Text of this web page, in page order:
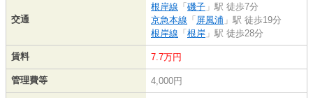
交通
根岸線 「 磯子 」駅 徒歩7分
京急本線 「 屏風浦 」駅 徒歩19分
根岸線 「 根岸 」駅 徒歩28分
賃料 7.7万円
管理費等 4,000円